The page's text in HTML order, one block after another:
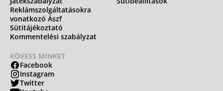
Reklámszolgáltatásokra
vonatkozó Ászf
Sütitájékoztató
Kommentelési szabályzat
KÖVESS MINKET
Facebook
Instagram
Twitter